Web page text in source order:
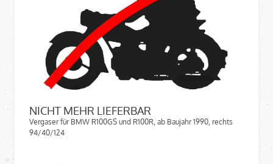
NICHT MEHR LIEFERBAR
Vergaser für BMW R100GS und R100R, ab Baujahr 1990, rechts
94/40/124